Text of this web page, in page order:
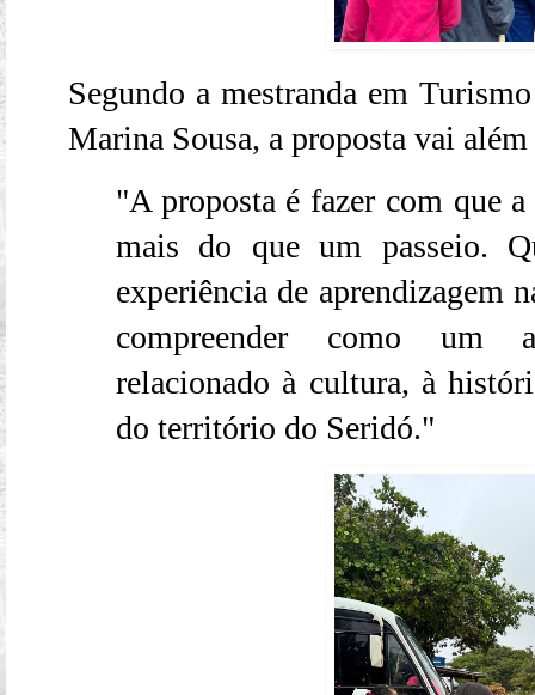
Segundo a mestranda em
Marina Sousa, a proposta vai
"A proposta é fazer com que
mais do que um passeio.
experiência de aprendizagem
compreender como um
relacionado à cultura, à
do território do Seridó."